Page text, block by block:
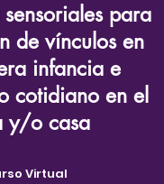
sensoriales para
de vínculos en
infancia e
cotidiano en el
y/o casa
Virtual